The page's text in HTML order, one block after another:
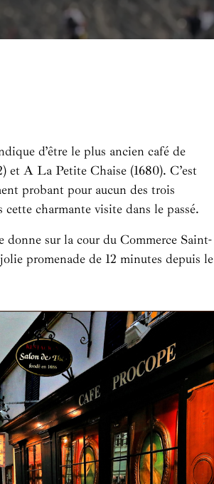
d’être le plus ancien café de
et A La Petite Chaise (1680). C’est
probant pour aucun des trois
charmante visite dans le passé.
donne sur la cour du Commerce Saint-
promenade de 12 minutes depuis le